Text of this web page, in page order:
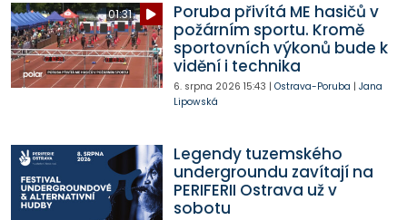
01:31
Poruba přivítá ME hasičů v
požárním sportu. Kromě
sportovních výkonů bude k
vidění i technika
6. srpna 2026 15:43 | Ostrava-Poruba | Jana
Lipowská
Legendy tuzemského
undergroundu zavítají na
PERIFERII Ostrava už v
sobotu